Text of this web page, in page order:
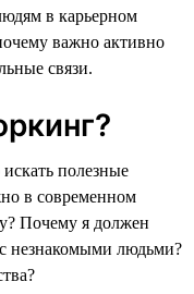
в карьерном
важно активно
связи.
полезные
в современном
Почему я должен
незнакомыми людьми?